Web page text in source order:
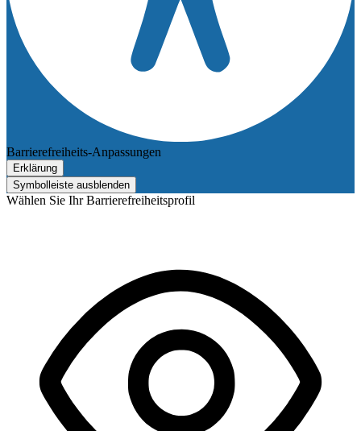
Barrierefreiheits-Anpassungen
Erklärung
Symbolleiste ausblenden
Wählen Sie Ihr Barrierefreiheitsprofil